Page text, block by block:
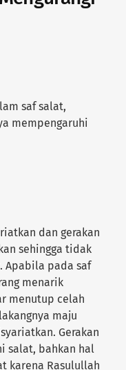
saf salat,
mempengaruhi
dan gerakan
sehingga tidak
Apabila pada saf
menarik
menutup celah
maju
Gerakan
salat, bahkan hal
karena Rasulullah